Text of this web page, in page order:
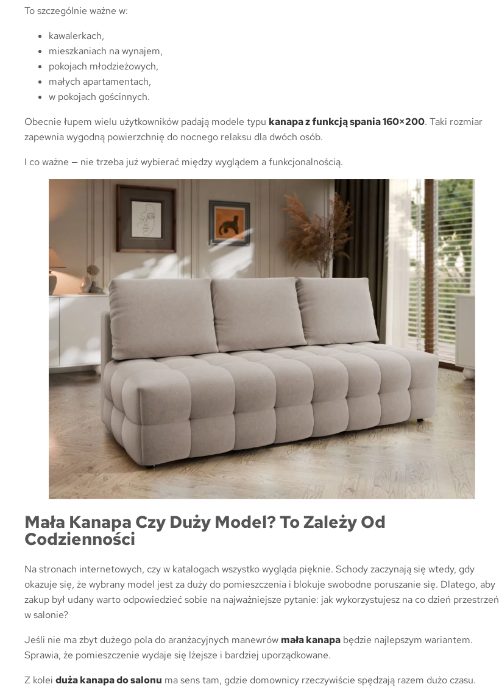
To szczególnie ważne w:
kawalerkach,
mieszkaniach na wynajem,
pokojach młodzieżowych,
małych apartamentach,
w pokojach gościnnych.
Obecnie łupem wielu użytkowników padają modele typu kanapa z funkcją spania 160×200. Taki rozmiar
zapewnia wygodną powierzchnię do nocnego relaksu dla dwóch osób.
I co ważne — nie trzeba już wybierać między wyglądem a funkcjonalnością.
Mała Kanapa Czy Duży Model? To Zależy Od
Codzienności
Na stronach internetowych, czy w katalogach wszystko wygląda pięknie. Schody zaczynają się wtedy, gdy
okazuje się, że wybrany model jest za duży do pomieszczenia i blokuje swobodne poruszanie się. Dlatego, aby
zakup był udany warto odpowiedzieć sobie na najważniejsze pytanie: jak wykorzystujesz na co dzień przestrzeń
w salonie?
Jeśli nie ma zbyt dużego pola do aranżacyjnych manewrów mała kanapa będzie najlepszym wariantem.
Sprawia, że pomieszczenie wydaje się lżejsze i bardziej uporządkowane.
Z kolei duża kanapa do salonu ma sens tam, gdzie domownicy rzeczywiście spędzają razem dużo czasu.